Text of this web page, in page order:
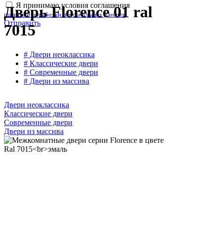
Я принимаю условия соглашения
политики обработки персональных данных
Отправить
Дверь Florence 01 ral
7015
# Двери неоклассика
# Классические двери
# Современные двери
# Двери из массива
Двери неоклассика
Классические двери
Современные двери
Двери из массива